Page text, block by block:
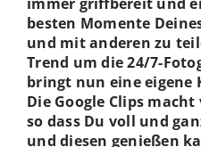
besten Momente
und mit anderen zu
Trend um die 24/7-
bringt nun eine eigene
Die Google Clips
so dass Du voll und
und diesen genießen